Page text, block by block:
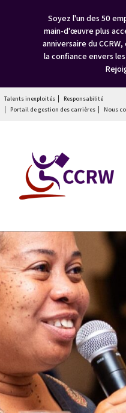
Soyez l'un des 50
main-d'œuvre plus
anniversaire du
la confiance envers
Talents inexploités
Responsabilité
Portail de gestion des carrières
Nous